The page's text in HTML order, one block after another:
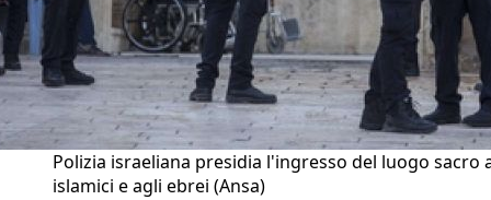
Polizia israeliana presidia l'ingresso del luogo sacro
islamici e agli ebrei (Ansa)